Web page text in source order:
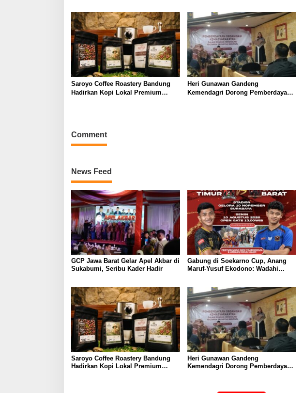
Air
Saroyo Coffee Roastery Bandung
Hadirkan Kopi Lokal Premium
Heri Gunawan Gandeng
Kemendagri Dorong Pemberdayaan
Comment
News Feed
GCP Jawa Barat Gelar Apel Akbar di
Sukabumi, Seribu Kader Hadir
Gabung di Soekarno Cup, Anang
Maruf-Yusuf Ekodono: Wadahi
Saroyo Coffee Roastery Bandung
Hadirkan Kopi Lokal Premium
Heri Gunawan Gandeng
Kemendagri Dorong Pemberdayaan